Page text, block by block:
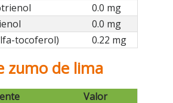
0.0 mg
0.0 mg
tocoferol)
0.22 mg
zumo de lima
Valor